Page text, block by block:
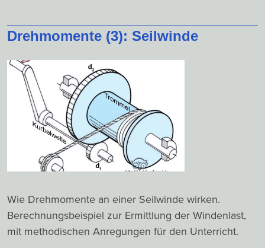
Drehmomente (3): Seilwinde
Wie Drehmomente an einer Seilwinde wirken.
Berechnungsbeispiel zur Ermittlung der Windenlast,
mit methodischen Anregungen für den Unterricht.